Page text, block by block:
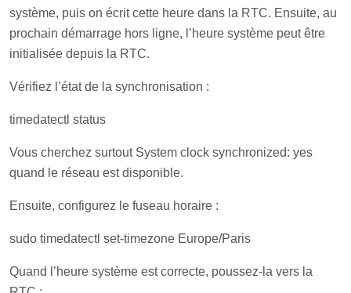
système, puis on écrit cette heure dans la RTC. Ensuite, au
prochain démarrage hors ligne, l’heure système peut être
initialisée depuis la RTC.
Vérifiez l’état de la synchronisation :
timedatectl status
Vous cherchez surtout System clock synchronized: yes
quand le réseau est disponible.
Ensuite, configurez le fuseau horaire :
sudo timedatectl set-timezone Europe/Paris
Quand l’heure système est correcte, poussez-la vers la